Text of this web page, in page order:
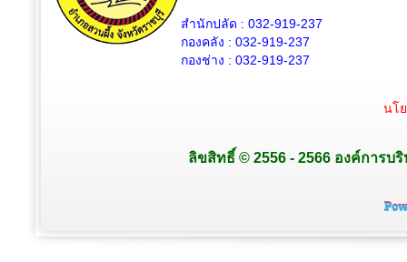
สำนักปลัด : 032-919-237
กองคลัง : 032-919-237
กองช่าง : 032-919-237
นโ
ลิขสิทธิ์ © 2556 - 2566 องค์การบ